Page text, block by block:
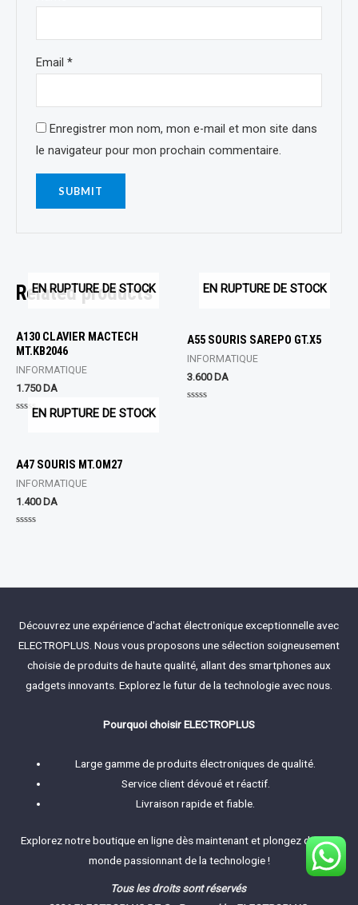
Email*
Enregistrer mon nom, mon e-mail et mon site dans
le navigateur pour mon prochain commentaire.
Related products
EN RUPTURE DE STOCK
A130 CLAVIER MACTECH
MT.KB2046
INFORMATIQUE
1.750 DA
Rated
5
EN RUPTURE DE STOCK
A55 SOURIS SAREPO GT.X5
INFORMATIQUE
3.600 DA
EN RUPTURE DE STOCK
A47 SOURIS MT.OM27
INFORMATIQUE
1.400 DA
Découvrez une expérience d'achat électronique exceptionnelle avec
ELECTROPLUS. Nous vous proposons une sélection soigneusement
choisie de produits de haute qualité, allant des smartphones aux
gadgets innovants. Explorez le futur de la technologie avec nous.
Pourquoi choisir ELECTROPLUS
Large gamme de produits électroniques de qualité.
Service client dévoué et réactif.
Livraison rapide et fiable.
Explorez notre boutique en ligne dès maintenant et plongez dans le
monde passionnant de la technologie !
Tous les droits sont réservés